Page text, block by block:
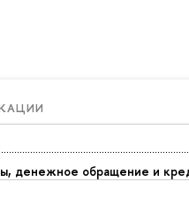
денежное обращение и